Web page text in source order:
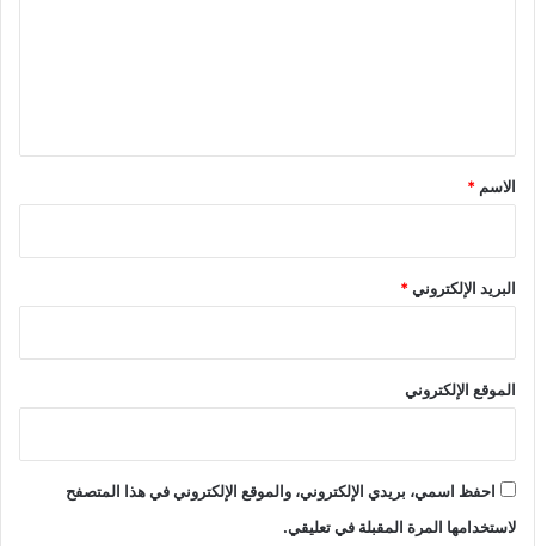
*
الاسم *
البريد الإلكتروني*
الموقع الإلكتروني
احفظ اسمي، بريدي الإلكتروني، والموقع الإلكتروني في هذا المتصفح
لاستخدامها المرة المقبلة في تعليقي.